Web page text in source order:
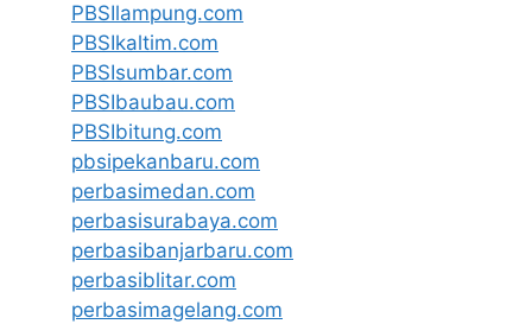
PBSIlampung.com
PBSIkaltim.com
PBSIsumbar.com
PBSIbaubau.com
PBSIbitung.com
pbsipekanbaru.com
perbasimedan.com
perbasisurabaya.com
perbasibanjarbaru.com
perbasiblitar.com
perbasimagelang.com